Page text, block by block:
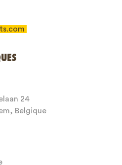
and the Google
24
Belgique